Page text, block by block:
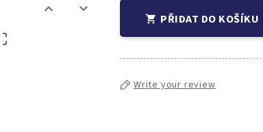
 
 PŘIDAT DO KOŠÍKU
Write your review